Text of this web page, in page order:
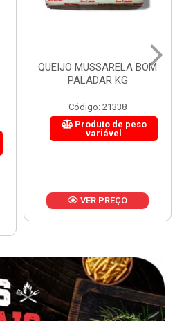
QUEIJO MUSSARELA BOM
PALADAR KG
Código: 21338
Produto de peso
variável
VER PREÇO